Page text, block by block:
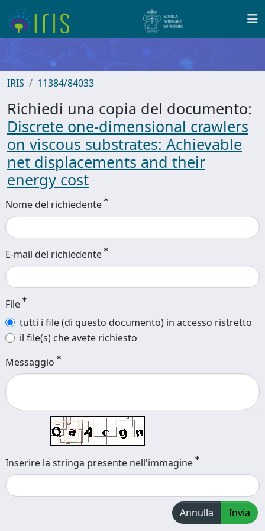
IRIS 11384/84033
Richiedi una copia del documento:
Discrete one-dimensional crawlers
on viscous substrates: Achievable
net displacements and their
energy cost
Nome del richiedente
E-mail del richiedente
File
tutti i file (di questo documento) in accesso ristretto
il file(s) che avete richiesto
Messaggio
Inserire la stringa presente nell'immagine
Annulla Invia